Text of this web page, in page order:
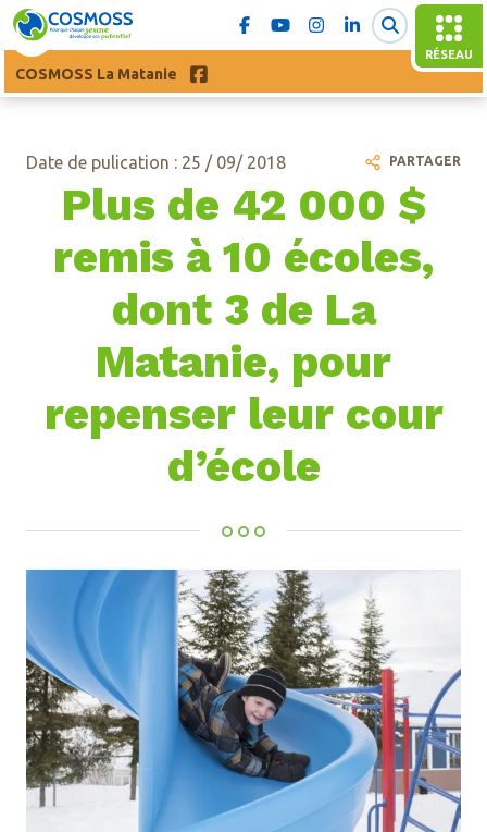
RÉSEAU
COSMOSS La Matanie
Date de pulication : 25 / 09/ 2018
Plus de 42 000 $
remis à 10 écoles,
dont 3 de La
Matanie, pour
repenser leur cour
d’école
PARTAGER